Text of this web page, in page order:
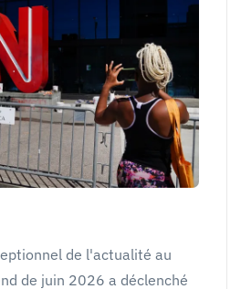
de l'actualité au
de juin 2026 a déclenché